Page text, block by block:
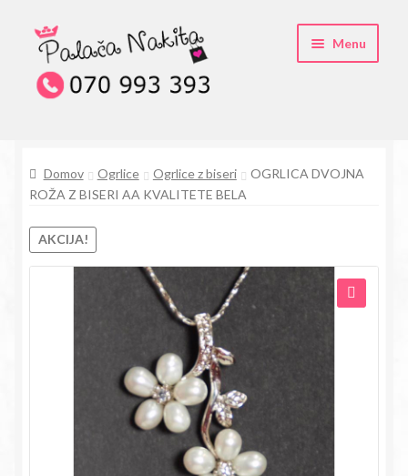
Skip
to
navigation
Skip
to
content
Menu
Pogosta vprašanja
Kontakt
Trgovina
Domov Ogrlice Ogrlice z biseri
OGRLICA DVOJNA
ROŽA Z BISERI AA KVALITETE BELA
AKCIJA!